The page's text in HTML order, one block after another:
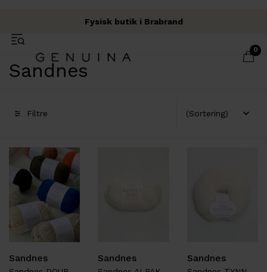
Fri fragt over 500 kr.
Fysisk butik i Brabrand
Garn & Håndværk
0
Sandnes
Filtre
Sandnes Sandnes Sandnes